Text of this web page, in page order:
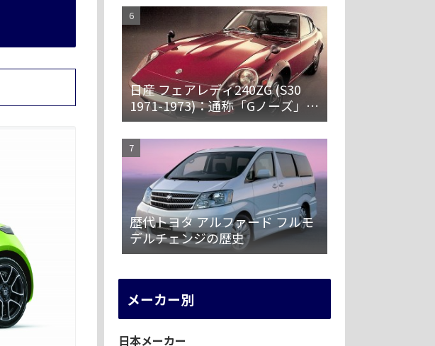
日産 フェアレディ240ZG (S30
1971-1973)：通称「Gノーズ」と
オーバーフェンダーを装備した
特別なZ
歴代トヨタ アルファード フルモ
デルチェンジの歴史
メーカー別
日本メーカー